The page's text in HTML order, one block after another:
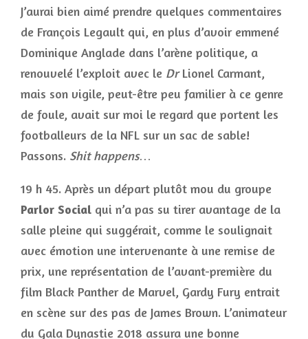
J’aurai bien aimé prendre quelques commentaires
de François Legault qui, en plus d’avoir emmené
Dominique Anglade dans l’arène politique, a
renouvelé l’exploit avec le DrLionel Carmant,
mais son vigile, peut-être peu familier à ce genre
de foule, avait sur moi le regard que portent les
footballeurs de la NFL sur un sac de sable!
Passons. Shit happens…
19 h 45. Après un départ plutôt mou du groupe
Parlor Social qui n’a pas su tirer avantage de la
salle pleine qui suggérait, comme le soulignait
avec émotion une intervenante à une remise de
prix, une représentation de l’avant-première du
film Black Panther de Marvel, Gardy Fury entrait
en scène sur des pas de James Brown. L’animateur
du Gala Dynastie 2018 assura une bonne